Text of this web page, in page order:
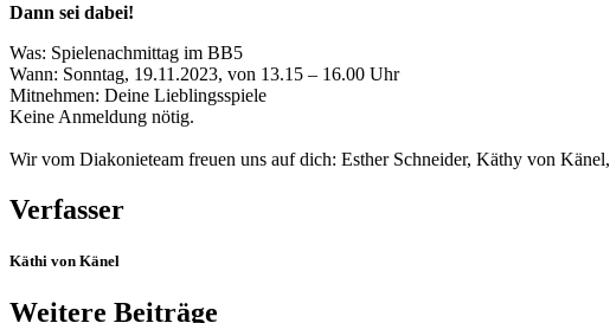
Dann sei dabei!
Was: Spielenachmittag im BB5
Wann: Sonntag, 19.11.2023, von 13.15 – 16.00 Uhr
Mitnehmen: Deine Lieblingsspiele
Keine Anmeldung nötig.
Wir vom Diakonieteam freuen uns auf dich: Esther Schneider, Käthy von
Verfasser
Käthi von Känel
Weitere Beiträge